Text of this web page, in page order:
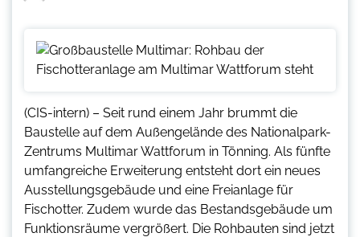
(CIS-intern) – Seit rund einem Jahr brummt die
Baustelle auf dem Außengelände des Nationalpark-
Zentrums Multimar Wattforum in Tönning. Als fünfte
umfangreiche Erweiterung entsteht dort ein neues
Ausstellungsgebäude und eine Freianlage für
Fischotter. Zudem wurde das Bestandsgebäude um
Funktionsräume vergrößert. Die Rohbauten sind jetzt